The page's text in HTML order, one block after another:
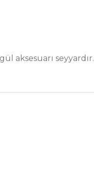
aksesuarı seyyardır.